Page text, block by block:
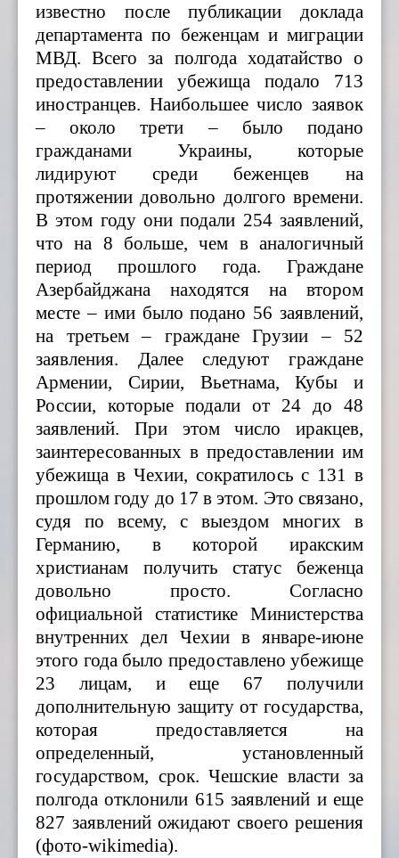
известно после публикации доклада
департамента по беженцам и миграции
МВД. Всего за полгода ходатайство о
предоставлении убежища подало 713
иностранцев. Наибольшее число заявок
– около трети – было подано
гражданами Украины, которые
лидируют среди беженцев на
протяжении довольно долгого времени.
В этом году они подали 254 заявлений,
что на 8 больше, чем в аналогичный
период прошлого года. Граждане
Азербайджана находятся на втором
месте – ими было подано 56 заявлений,
на третьем – граждане Грузии – 52
заявления. Далее следуют граждане
Армении, Сирии, Вьетнама, Кубы и
России, которые подали от 24 до 48
заявлений. При этом число иракцев,
заинтересованных в предоставлении им
убежища в Чехии, сократилось с 131 в
прошлом году до 17 в этом. Это связано,
судя по всему, с выездом многих в
Германию, в которой иракским
христианам получить статус беженца
довольно просто. Согласно
официальной статистике Министерства
внутренних дел Чехии в январе-июне
этого года было предоставлено убежище
23 лицам, и еще 67 получили
дополнительную защиту от государства,
которая предоставляется на
определенный, установленный
государством, срок. Чешские власти за
полгода отклонили 615 заявлений и еще
827 заявлений ожидают своего решения
(фото-wikimedia).